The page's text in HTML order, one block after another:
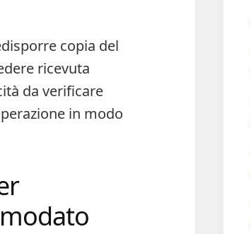
copia del
ricevuta
da verificare
in modo